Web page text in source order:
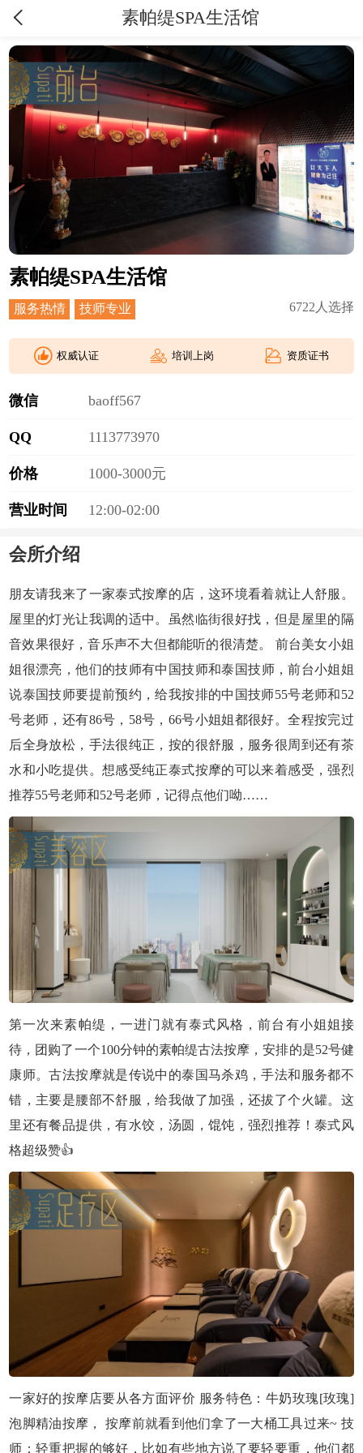
素帕缇SPA生活馆
素帕缇SPA生活馆
服务热情 技师专业 6722 人选择
权威认证 培训上岗 资质证书
微信 baoff567
QQ 111 3773970
价格 1000-3000元
营业时间 12:00-02:00
会所介绍
朋友请我来了一家泰式按摩的店，这环境看着就让人舒服。
屋里的灯光让我调的适中。虽然临街很好找，但是屋里的隔
音效果很好，音乐声不大但都能听的很清楚。 前台美女小姐
姐很漂亮，他们的技师有中国技师和泰国技师，前台小姐姐
说泰国技师要提前预约，给我按排的中国技师55号老师和52
号老师，还有86号，58号，66号小姐姐都很好。全程按完过
后全身放松，手法很纯正，按的很舒服，服务很周到还有茶
水和小吃提供。想感受纯正泰式按摩的可以来着感受，强烈
推荐55号老师和52号老师，记得点他们呦……
第一次来素帕缇，一进门就有泰式风格，前台有小姐姐接
待，团购了一个100分钟的素帕缇古法按摩，安排的是52号健
康师。古法按摩就是传说中的泰国马杀鸡，手法和服务都不
错，主要是腰部不舒服，给我做了加强，还拔了个火罐。这
里还有餐品提供，有水饺，汤圆，馄饨，强烈推荐！泰式风
格超级赞👍
一家好的按摩店要从各方面评价 服务特色：牛奶玫瑰[玫瑰]
泡脚精油按摩， 按摩前就看到他们拿了一大桶工具过来~ 技
师：轻重把握的够好，比如有些地方说了要轻要重，他们都